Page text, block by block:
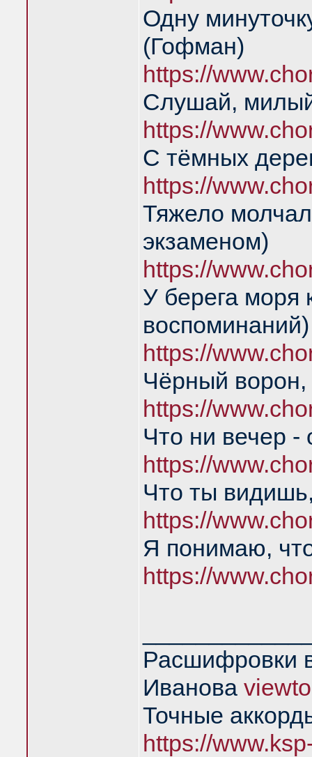
Одну
(Гофман)
https://
Слушай,
https://
С тёмных
https://
Тяжело
экзаменом)
https://
У берега
воспоминаний)
https://
Чёрный
https://
Что ни вечер -
https://
Что ты
https://
Я понимаю,
https://
Расшифровки
Иванова
Точные
https://